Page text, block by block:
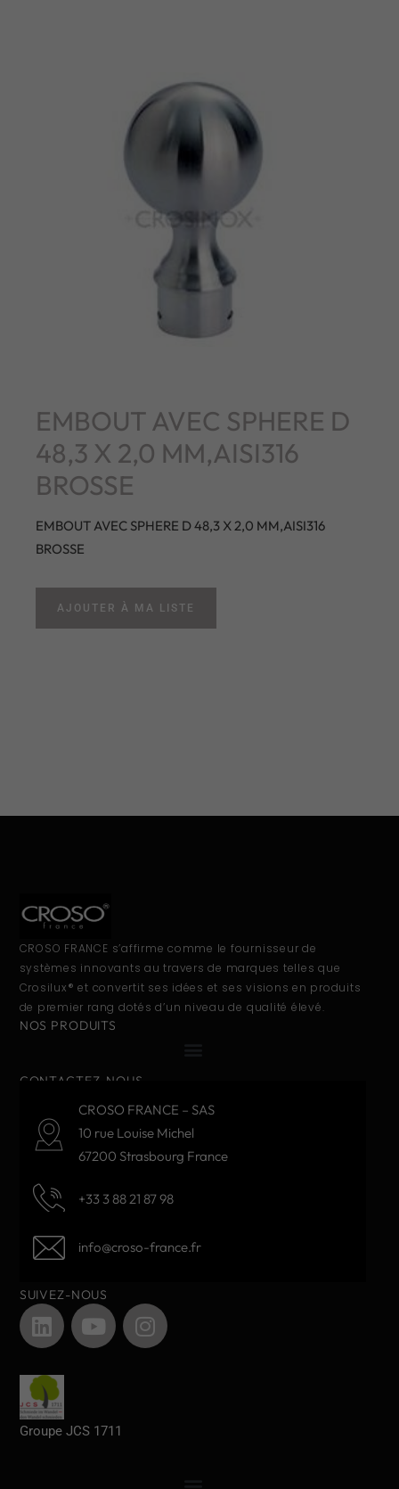
EMBOUT AVEC SPHERE D
48,3 X 2,0 MM,AISI316
BROSSE
EMBOUT AVEC SPHERE D 48,3 X 2,0 MM,AISI316
BROSSE
AJOUTER À MA LISTE
CROSO FRANCE s’affirme comme le fournisseur de
systèmes innovants au travers de marques telles que
Crosilux® et convertit ses idées et ses visions en produits
de premier rang dotés d’un niveau de qualité élevé.
NOS PRODUITS
CONTACTEZ-NOUS
CROSO FRANCE – SAS
10 rue Louise Michel
67200 Strasbourg France
+33 3 88 21 87 98
info@croso-france.fr
SUIVEZ-NOUS
Groupe JCS 1711